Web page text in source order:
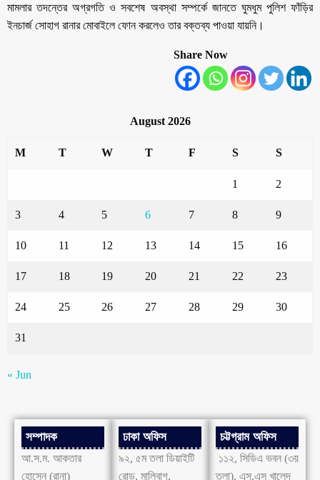
মামলার তদন্তের অগ্রগতি ও সবশেষ অবস্থা সম্পর্কে জানতে ঘুমধুম পুলিশ ফাঁড়ির
ইনচার্জ সোহাগ রানার মোবাইলে ফোন করলেও তার বক্তব্য পাওয়া যায়নি।
Share Now
August 2026
M T W T F S S
1 2
3 4 5 6 7 8 9
10 11 12 13 14 15 16
17 18 19 20 21 22 23
24 25 26 27 28 29 30
31
« Jun
সম্পাদক
আ.স.ম. আকতার
হোসেন (রানা)
ঢাকা অফিস
৯২, ৫ম তলা ডিয়াইটি
রোড, মালিবাগ,
চট্টগ্রাম অফিস
১১২, সিডিএ ভবন (৩য়
তলা), এস.এস খালেদ